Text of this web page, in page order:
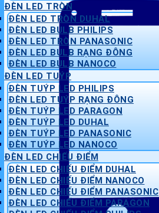
ĐÈN LED TRÒN
ĐÈN LED TRÒN DUHAL
ĐÈN LED BULB PHILIPS
ĐÈN LED TRÒN PANASONIC
ĐÈN LED BULB RẠNG ĐÔNG
ĐÈN LED BULB NANOCO
ĐÈN LED TUÝP
ĐÈN TUÝP LED PHILIPS
ĐÈN LED TUÝP RẠNG ĐÔNG
ĐÈN TUÝP LED PARAGON
ĐÈN TUÝP LED DUHAL
ĐÈN TUÝP LED PANASONIC
ĐÈN TUÝP LED NANOCO
ĐÈN LED CHIẾU ĐIỂM
ĐÈN LED CHIẾU ĐIỂM DUHAL
ĐÈN LED CHIẾU ĐIỂM NANOCO
ĐÈN LED CHIẾU ĐIỂM PANASONIC
ĐÈN LED CHIẾU ĐIỂM PARAGON